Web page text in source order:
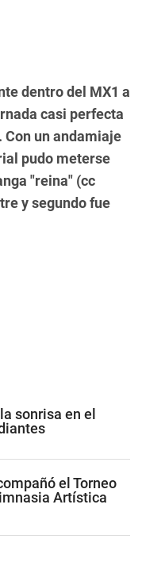
dentro del MX1 a
casi perfecta
Con un andamiaje
pudo meterse
"reina" (cc
y segundo fue
sonrisa en el
el Torneo
Artística